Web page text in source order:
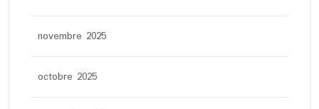
novembre 2025
octobre 2025